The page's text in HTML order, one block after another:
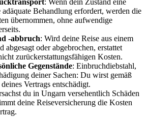
: Wenn dein Zustand eine
Behandlung erfordert, werden die
übernommen, ohne aufwendige
-abbruch: Wird deine Reise aus einem
abgesagt oder abgebrochen, erstattet
zurückerstattungsfähigen Kosten.
Gegenstände: Einbruchdiebstahl,
deiner Sachen: Du wirst gemäß
Vertrags entschädigt.
du in Ungarn versehentlich Schäden
deine Reiseversicherung die Kosten